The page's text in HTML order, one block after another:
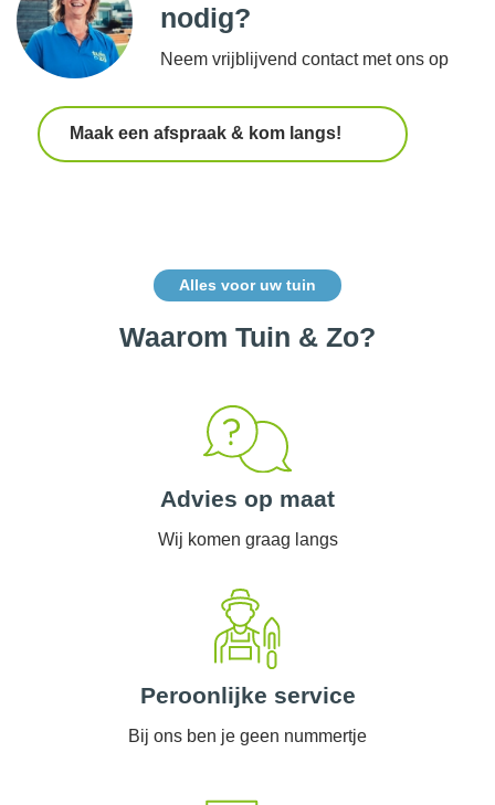
nodig?
Neem vrijblijvend contact met ons op
Maak een afspraak & kom langs!
Alles voor uw tuin
Waarom Tuin & Zo?
Advies op maat
Wij komen graag langs
Peroonlijke service
Bij ons ben je geen nummertje